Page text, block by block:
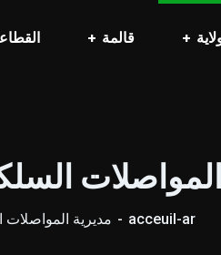
قالمة
acceuil-ar مديرية المواصلات